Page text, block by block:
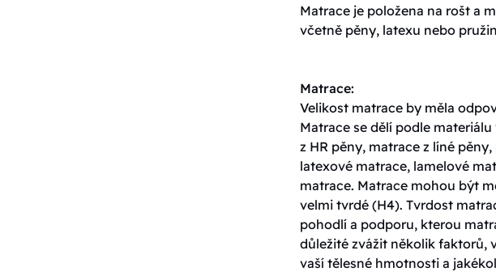
Matrace je položena na rošt a
včetně pěny, latexu nebo
Matrace:
Velikost matrace by měla
Matrace se dělí podle
z HR pěny, matrace z líné
latexové matrace, lamelové
matrace. Matrace mohou být
velmi tvrdé (H4). Tvrdost
pohodlí a podporu, kterou
důležité zvážit několik faktorů,
vaší tělesné hmotnosti a